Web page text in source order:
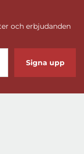
och erbjudanden
Signa upp